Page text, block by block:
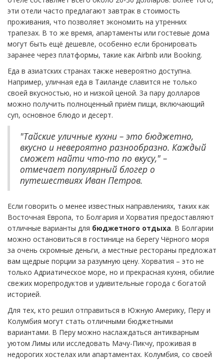
эти отели часто предлагают завтрак в стоимость
проживания, что позволяет экономить на утренних
трапезах. В то же время, апартаменты или гостевые дома
могут быть ещё дешевле, особенно если бронировать
заранее через платформы, такие как Airbnb или Booking.
Еда в азиатских странах также невероятно доступна.
Например, уличная еда в Таиланде славится не только
своей вкусностью, но и низкой ценой. За пару долларов
можно получить полноценный приём пищи, включающий
суп, основное блюдо и десерт.
"Тайские уличные кухни – это бюджетно,
вкусно и невероятно разнообразно. Каждый
сможет найти что-то по вкусу," –
отмечает популярный блогер о
путешествиях Иван Петров.
Если говорить о менее известных направлениях, таких как
Восточная Европа, то Болгария и Хорватия предоставляют
отличные варианты для бюджетного отдыха. В Болгарии
можно остановиться в гостинице на берегу Чёрного моря
за очень скромные деньги, а местные рестораны предложат
вам щедрые порции за разумную цену. Хорватия – это не
только Адриатическое море, но и прекрасная кухня, обилие
свежих морепродуктов и удивительные города с богатой
историей.
Для тех, кто решил отправиться в Южную Америку, Перу и
Колумбия могут стать отличными бюджетными
вариантами. В Перу можно наслаждаться антикварным
уютом Лимы или исследовать Мачу-Пикчу, проживая в
недорогих хостелах или апартаментах. Колумбия, со своей